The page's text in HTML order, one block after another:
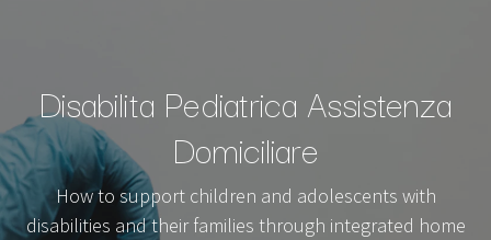
Disabilita Pediatrica Assistenza
Domiciliare
How to support children and adolescents with
disabilities and their families through integrated home